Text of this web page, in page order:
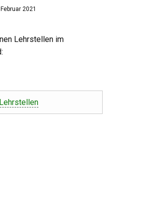
2021
Lehrstellen im